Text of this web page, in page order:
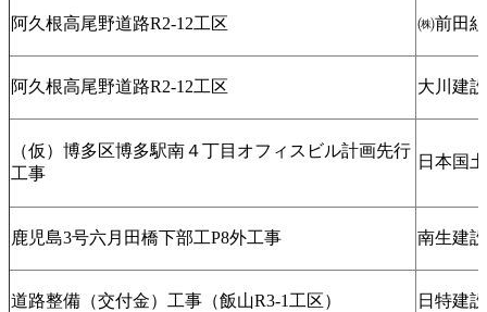
阿久根高尾野道路R2-12工区 ㈱前田組
阿久根高尾野道路R2-12工区 大川建
（仮）博多区博多駅南４丁目オフィスビル計画先行
工事
日本国
鹿児島3号六月田橋下部工P8外工事 南生建
道路整備（交付金）工事（飯山R3-1工区） 日特建